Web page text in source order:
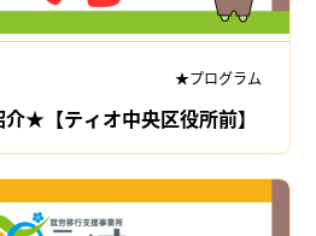
★プログラム
★【ティオ中央区役所前】